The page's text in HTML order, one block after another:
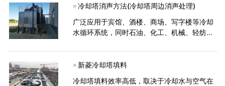
家都知道，冷
冷却塔消声方法(冷却塔周边消声处理)
广泛应用于宾馆、酒楼、商场、写字楼等冷却
水循环系统，同时石油、化工、机械、轻纺、
新菱冷却塔填料
冷却塔填料效率高低，取决于冷却水与空气在